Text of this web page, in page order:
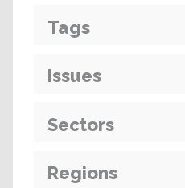
Tags
Issues
Sectors
Regions